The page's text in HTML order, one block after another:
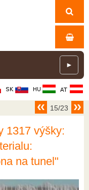
►
15/23
1317 výšky:
na tunel"